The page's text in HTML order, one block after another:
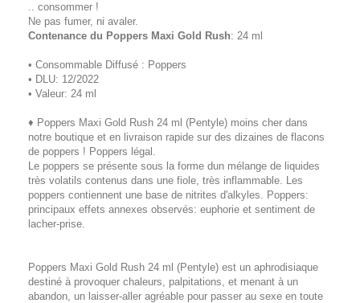
.. consommer !
Ne pas fumer, ni avaler.
Contenance du Poppers Maxi Gold Rush: 24 ml
• Consommable Diffusé : Poppers
• DLU: 12/2022
• Valeur: 24 ml
♦ Poppers Maxi Gold Rush 24 ml (Pentyle) moins cher dans
notre boutique et en livraison rapide sur des dizaines de flacons
de poppers ! Poppers légal.
Le poppers se présente sous la forme dun mélange de liquides
très volatils contenus dans une fiole, très inflammable. Les
poppers contiennent une base de nitrites d'alkyles. Poppers:
principaux effets annexes observés: euphorie et sentiment de
lacher-prise.
Poppers Maxi Gold Rush 24 ml (Pentyle) est un aphrodisiaque
destiné à provoquer chaleurs, palpitations, et menant à un
abandon, un laisser-aller agréable pour passer au sexe en toute